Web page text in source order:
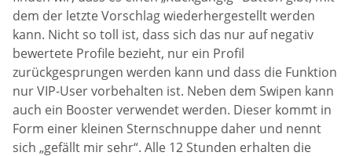
dem der letzte Vorschlag wiederhergestellt werden
kann. Nicht so toll ist, dass sich das nur auf negativ
bewertete Profile bezieht, nur ein Profil
zurückgesprungen werden kann und dass die Funktion
nur VIP-User vorbehalten ist. Neben dem Swipen kann
auch ein Booster verwendet werden. Dieser kommt in
Form einer kleinen Sternschnuppe daher und nennt
sich „gefällt mir sehr“. Alle 12 Stunden erhalten die